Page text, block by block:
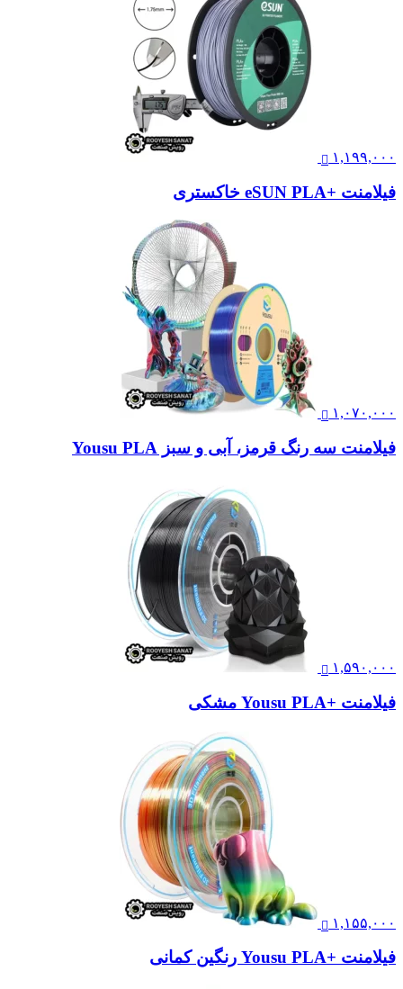
۱,۱۹۹,۰۰۰
فیلامنت +eSUN PLA خاکستری
۱,۰۷۰,۰۰۰
فیلامنت سه رنگ قرمز، آبی و سبز Yousu PLA
۱,۵۹۰,۰۰۰
فیلامنت +Yousu PLA مشکی
۱,۱۵۵,۰۰۰
فیلامنت +Yousu PLA رنگین کمانی